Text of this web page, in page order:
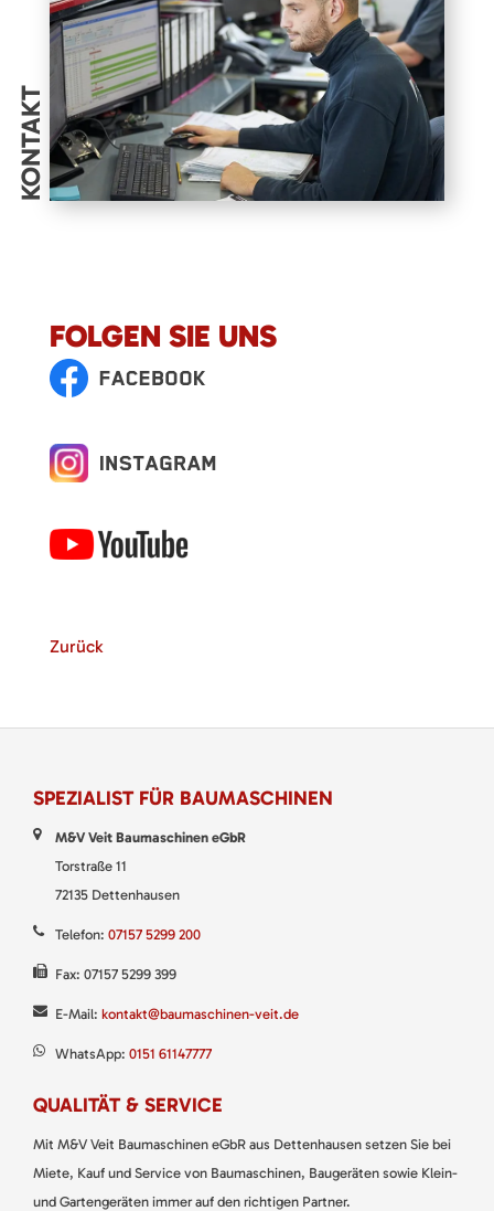
KONTAKT
FOLGEN SIE UNS
Zurück
SPEZIALIST FÜR BAUMASCHINEN
M&V Veit Baumaschinen eGbR
Torstraße 11
72135 Dettenhausen
Telefon: 07157 5299 200
Fax: 07157 5299 399
E-Mail: kontakt@baumaschinen-veit.de
WhatsApp: 0151 61147777
QUALITÄT & SERVICE
Mit M&V Veit Baumaschinen eGbR aus Dettenhausen setzen Sie bei
Miete, Kauf und Service von Baumaschinen, Baugeräten sowie Klein-
und Gartengeräten immer auf den richtigen Partner.